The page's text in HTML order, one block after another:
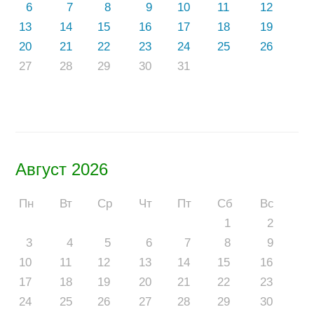
6
7 8 9 10 11
12
13
14 15 16 17 18
19
20
21 22 23 24 25
26
27
28 29 30 31
Август 2026
Пн Вт Ср Чт Пт Сб
Вс
1
2
3
4 5 6 7 8
9
10
11 12 13 14 15
16
17
18 19 20 21 22
23
24
25 26 27 28 29
30